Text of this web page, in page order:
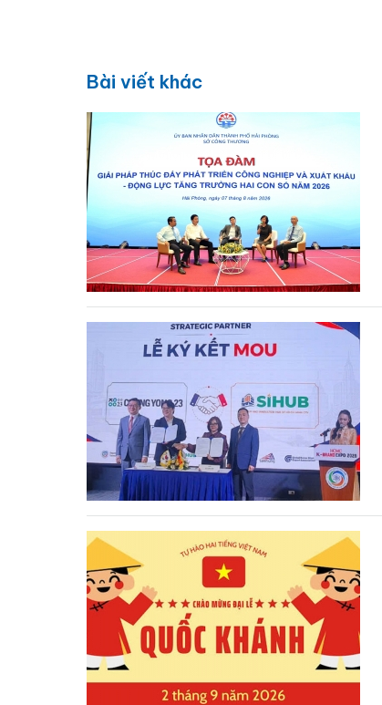
Bài viết khác